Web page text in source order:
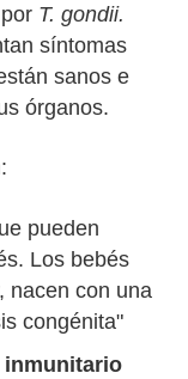
T. gondii.
síntomas
sanos e
órganos.
pueden
Los bebés
nacen con una
congénita"
inmunitario